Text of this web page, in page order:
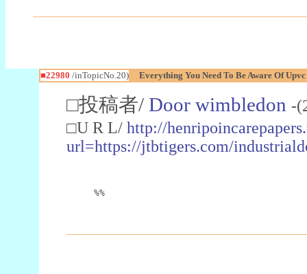
■22980 /inTopicNo.20) Everything You Need To Be Aware Of
□投稿者/ Door wimbledon -
□U R L/ http://
url=https://jtbtigers.com/
%%